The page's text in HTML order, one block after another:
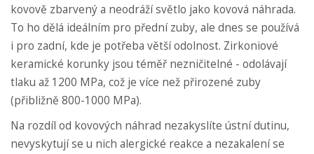
kovově zbarvený a neodráží světlo jako kovová náhrada.
To ho dělá ideálním pro přední zuby, ale dnes se používá
i pro zadní, kde je potřeba větší odolnost. Zirkoniové
keramické korunky jsou téměř nezničitelné - odolávají
tlaku až 1200 MPa, což je více než přirozené zuby
(přibližně 800-1000 MPa).
Na rozdíl od kovových náhrad nezakyslíte ústní dutinu,
nevyskytují se u nich alergické reakce a nezakalení se